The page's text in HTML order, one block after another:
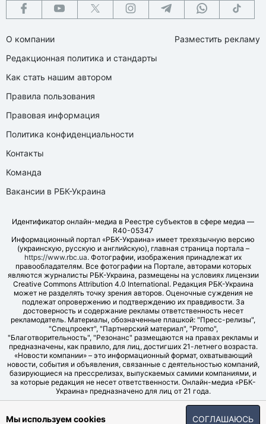
О компании
Редакционная политика и стандарты
Как стать нашим автором
Правила пользования
Правовая информация
Политика конфиденциальности
Контакты
Команда
Вакансии в РБК-Украина
Разместить рекламу
Идентификатор онлайн-медиа в Реестре субъектов в сфере медиа —
R40-05347
Информационный портал «РБК-Украина» имеет трехязычную версию
(украинскую, русскую и английскую), главная страница портала –
https://www.rbc.ua. Фотографии, изображения принадлежат их
правообладателям. Все фотографии на Портале, авторами которых
являются журналисты РБК-Украина, размещены на условиях лицензии
Creative Commons Attribution 4.0 International. Редакция РБК-Украина
может не разделять точку зрения авторов. Оценочные суждения не
подлежат опровержению и подтверждению их правдивости. За
достоверность и содержание рекламы ответственность несет
рекламодатель. Материалы, обозначенные плашкой: "Пресс-релизы",
"Спецпроект", "Партнерский материал", "Promo",
"Благотворительность", "Резонанс" размещаются на правах рекламы и
предназначены, как правило, для лиц, достигших 21-летнего возраста.
«Новости компании» – это информационный формат, охватывающий
новости, события и объявления, связанные с деятельностью компаний,
базирующиеся на прессрелизах, выпускаемых самими компаниями, и
за которые редакция не несет ответственности. Онлайн-медиа «РБК-
Украина» предназначено для лиц от 21 года.
© LLC "UBT MEDIA", 2006-2026.
Мы используем cookies СОГЛАШАЮСЬ